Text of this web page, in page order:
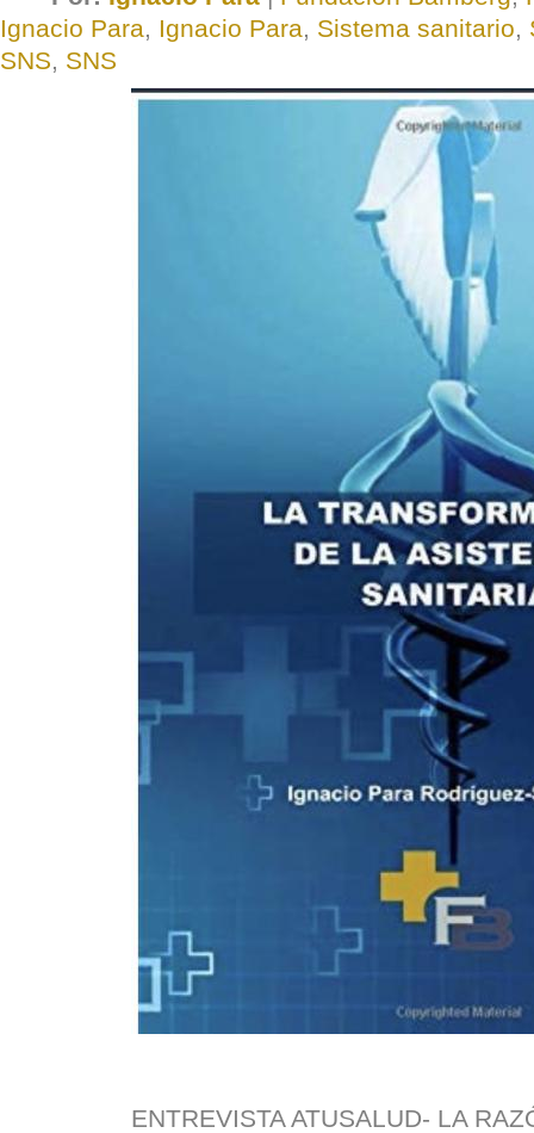
Ignacio Para, Ignacio Para, Sistema sanitario,
SNS, SNS
ENTREVISTA ATUSALUD- LA